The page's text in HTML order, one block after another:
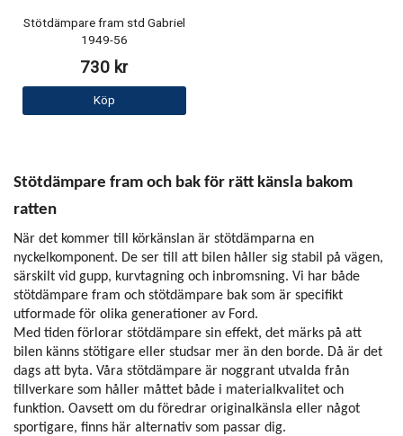
Stötdämpare fram std Gabriel
1949-56
730 kr
Köp
Stötdämpare fram och bak för rätt känsla bakom
ratten
När det kommer till körkänslan är stötdämparna en
nyckelkomponent. De ser till att bilen håller sig stabil på vägen,
särskilt vid gupp, kurvtagning och inbromsning. Vi har både
stötdämpare fram och stötdämpare bak som är specifikt
utformade för olika generationer av Ford.
Med tiden förlorar stötdämpare sin effekt, det märks på att
bilen känns stötigare eller studsar mer än den borde. Då är det
dags att byta. Våra stötdämpare är noggrant utvalda från
tillverkare som håller måttet både i materialkvalitet och
funktion. Oavsett om du föredrar originalkänsla eller något
sportigare, finns här alternativ som passar dig.